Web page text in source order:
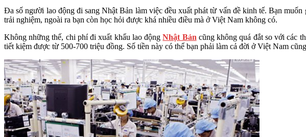
Đa số người lao động đi sang Nhật Bản làm việc đều xuất phát từ vấn đề kinh tế. Bạn
trải nghiệm, ngoài ra bạn còn học hỏi được khá nhiều điều mà ở Việt Nam không có.
Không những thế, chi phí đi xuất khẩu lao độngNhật Bản cũng không quá đắt so với các
tiết kiệm được từ 500-700 triệu đồng. Số tiền này có thể bạn phải làm cả đời ở Việt Nam